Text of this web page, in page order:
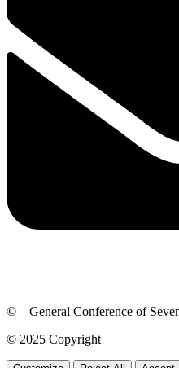
© – General Conference of
© 2025 Copyright